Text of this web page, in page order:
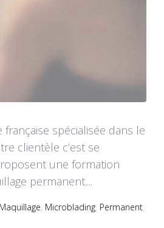
spécialisée dans le
clientèle c’est se
une formation
permanent....
Maquillage, Microblading, Permanent,